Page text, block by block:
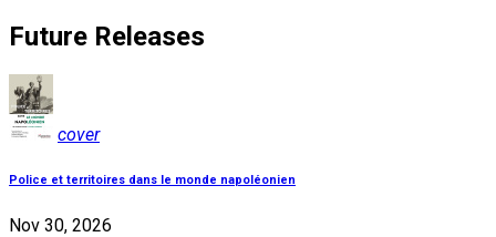
Future Releases
cover
Police et territoires dans le monde napoléonien
Nov 30, 2026